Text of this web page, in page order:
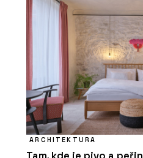
ARCHITEKTURA